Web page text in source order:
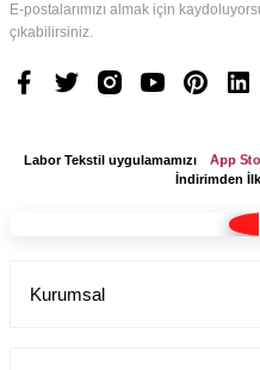
E-postalarımızı almak için
çıkabilirsiniz.
Labor Tekstil uygulamamızı App
İndirimden
Kurumsal